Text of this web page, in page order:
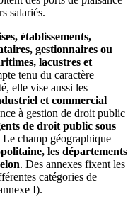
salariés.
établissements,
gestionnaires ou
lacustres et
tenu du caractère
elle vise aussi les
et commercial
à gestion de droit public
de droit public sous
Le champ géographique
les départements
. Des annexes fixent les
catégories de
I).